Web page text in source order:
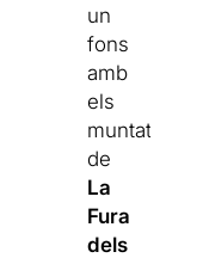
un
fons
amb
els
muntatges
de
La
Fura
dels